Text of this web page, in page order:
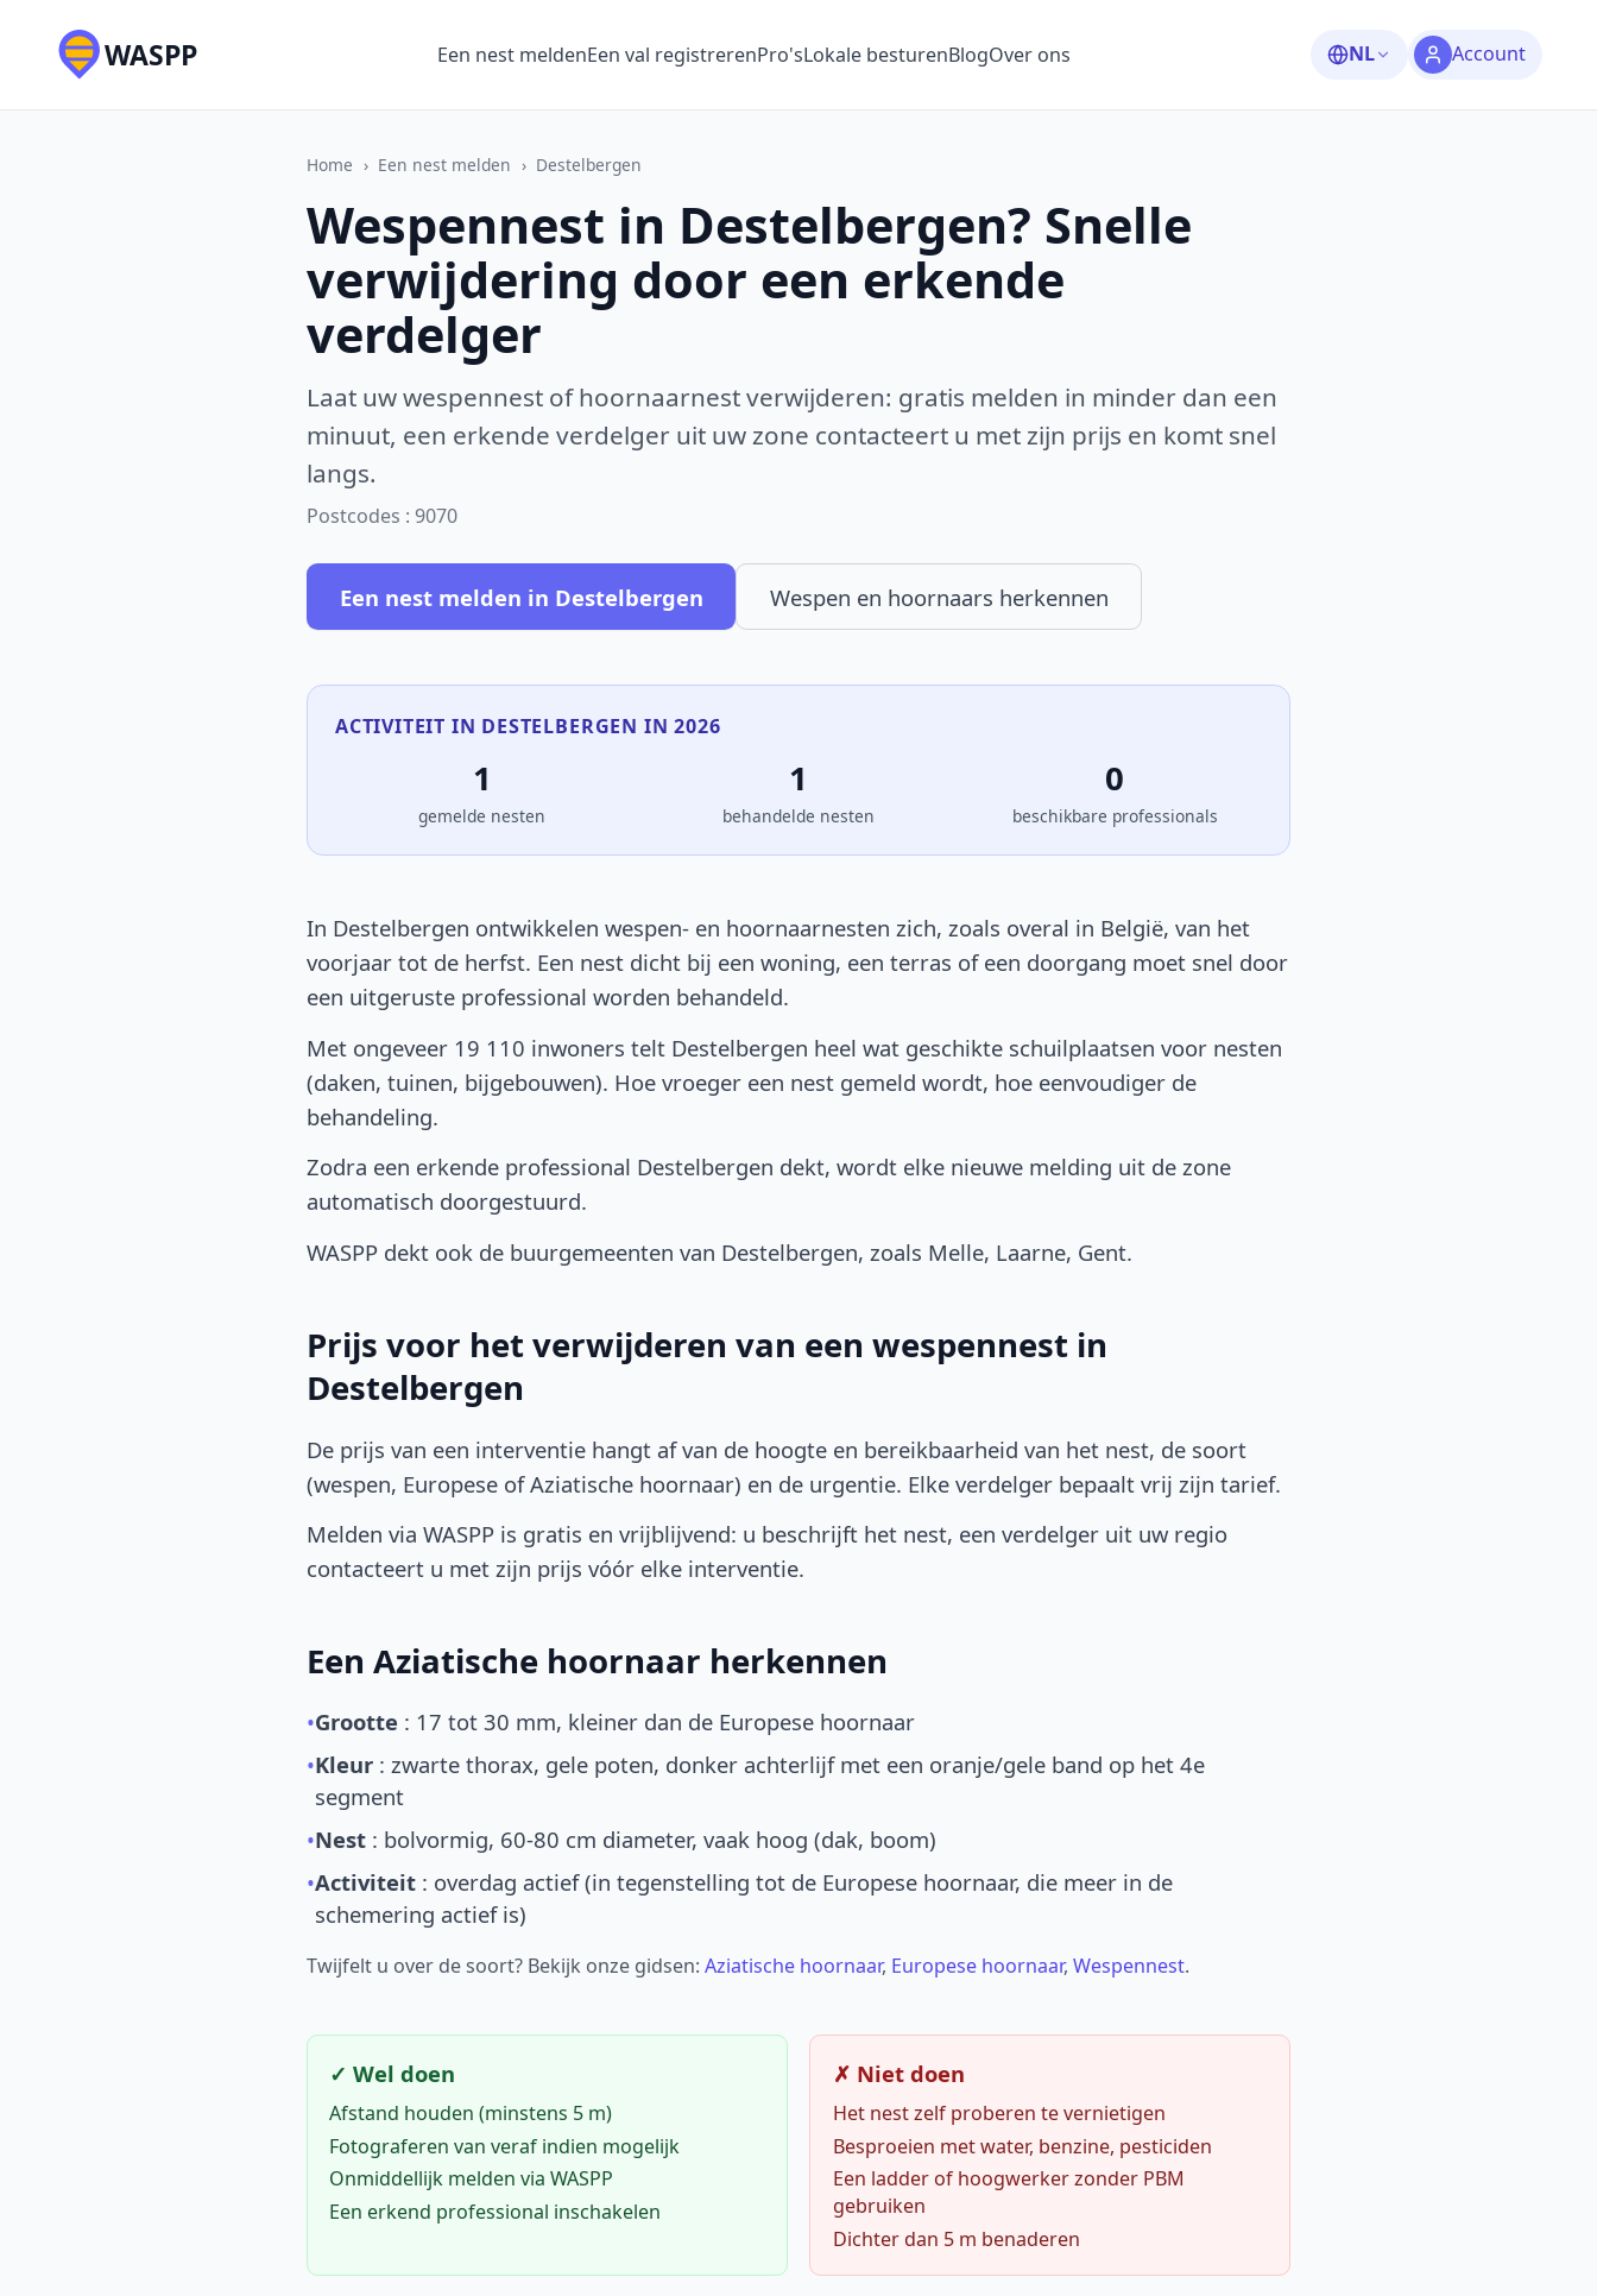
WASPP Een nest meldenEen val registrerenPro'sLokale besturenBlogOver ons NL Account
Home › Een nest melden › Destelbergen
Wespennest in Destelbergen? Snelle
verwijdering door een erkende
verdelger
Laat uw wespennest of hoornaarnest verwijderen: gratis melden in minder dan een
minuut, een erkende verdelger uit uw zone contacteert u met zijn prijs en komt snel
langs.
Postcodes : 9070
Een nest melden in Destelbergen Wespen en hoornaars herkennen
ACTIVITEIT IN DESTELBERGEN IN 2026
1
gemelde nesten
1
behandelde nesten
0
beschikbare professionals
In Destelbergen ontwikkelen wespen- en hoornaarnesten zich, zoals overal in België, van het
voorjaar tot de herfst. Een nest dicht bij een woning, een terras of een doorgang moet snel door
een uitgeruste professional worden behandeld.
Met ongeveer 19 110 inwoners telt Destelbergen heel wat geschikte schuilplaatsen voor nesten
(daken, tuinen, bijgebouwen). Hoe vroeger een nest gemeld wordt, hoe eenvoudiger de
behandeling.
Zodra een erkende professional Destelbergen dekt, wordt elke nieuwe melding uit de zone
automatisch doorgestuurd.
WASPP dekt ook de buurgemeenten van Destelbergen, zoals Melle, Laarne, Gent.
Prijs voor het verwijderen van een wespennest in
Destelbergen
De prijs van een interventie hangt af van de hoogte en bereikbaarheid van het nest, de soort
(wespen, Europese of Aziatische hoornaar) en de urgentie. Elke verdelger bepaalt vrij zijn tarief.
Melden via WASPP is gratis en vrijblijvend: u beschrijft het nest, een verdelger uit uw regio
contacteert u met zijn prijs vóór elke interventie.
Een Aziatische hoornaar herkennen
•Grootte : 17 tot 30 mm, kleiner dan de Europese hoornaar
•Kleur : zwarte thorax, gele poten, donker achterlijf met een oranje/gele band op het 4e
segment
•Nest : bolvormig, 60-80 cm diameter, vaak hoog (dak, boom)
•Activiteit : overdag actief (in tegenstelling tot de Europese hoornaar, die meer in de
schemering actief is)
Twijfelt u over de soort? Bekijk onze gidsen: Aziatische hoornaar, Europese hoornaar, Wespennest.
✓ Wel doen
Afstand houden (minstens 5 m)
Fotograferen van veraf indien mogelijk
Onmiddellijk melden via WASPP
Een erkend professional inschakelen
✗ Niet doen
Het nest zelf proberen te vernietigen
Besproeien met water, benzine, pesticiden
Een ladder of hoogwerker zonder PBM
gebruiken
Dichter dan 5 m benaderen